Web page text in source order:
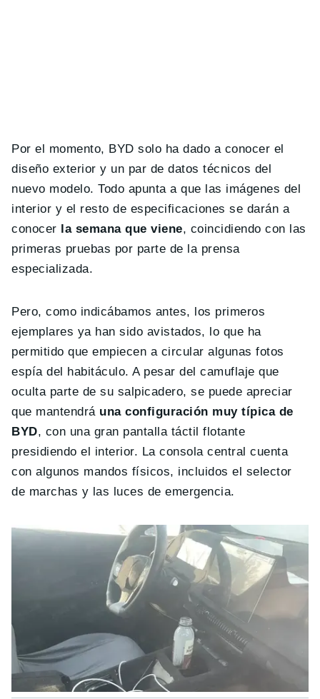
Por el momento, BYD solo ha dado a conocer el
diseño exterior y un par de datos técnicos del
nuevo modelo. Todo apunta a que las imágenes del
interior y el resto de especificaciones se darán a
conocer la semana que viene, coincidiendo con las
primeras pruebas por parte de la prensa
especializada.
Pero, como indicábamos antes, los primeros
ejemplares ya han sido avistados, lo que ha
permitido que empiecen a circular algunas fotos
espía del habitáculo. A pesar del camuflaje que
oculta parte de su salpicadero, se puede apreciar
que mantendrá una configuración muy típica de
BYD, con una gran pantalla táctil flotante
presidiendo el interior. La consola central cuenta
con algunos mandos físicos, incluidos el selector
de marchas y las luces de emergencia.